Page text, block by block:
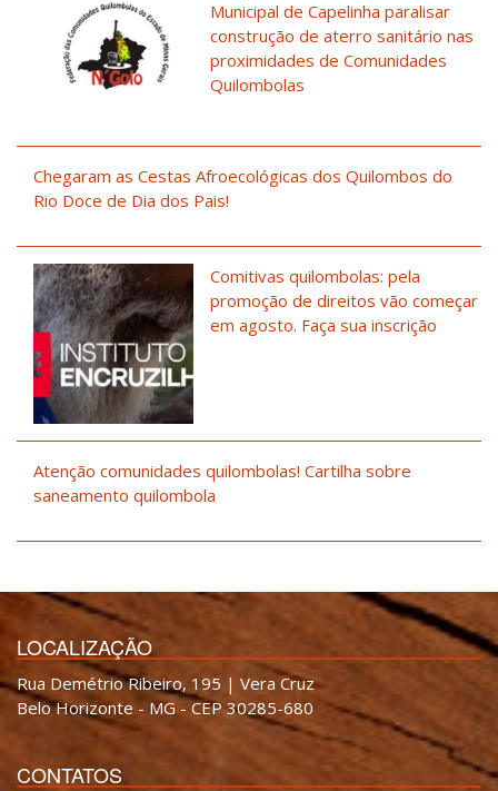
Municipal de Capelinha paralisar
construção de aterro sanitário nas
proximidades de Comunidades
Quilombolas
Chegaram as Cestas Afroecológicas dos Quilombos do
Rio Doce de Dia dos Pais!
Comitivas quilombolas: pela
promoção de direitos vão começar
em agosto. Faça sua inscrição
Atenção comunidades quilombolas! Cartilha sobre
saneamento quilombola
LOCALIZAÇÃO
Rua Demétrio Ribeiro, 195 | Vera Cruz
Belo Horizonte - MG - CEP 30285-680
CONTATOS